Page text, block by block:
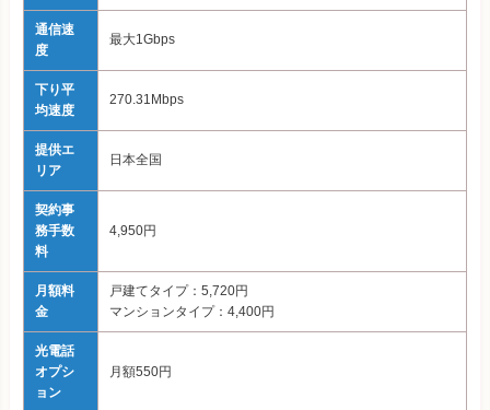
通信速
度
最大1Gbps
下り平
均速度
270.31Mbps
提供エ
リア
日本全国
契約事
務手数
料
4,950円
月額料
金
戸建てタイプ：5,720円
マンションタイプ：4,400円
光電話
オプシ
ョン
月額550円